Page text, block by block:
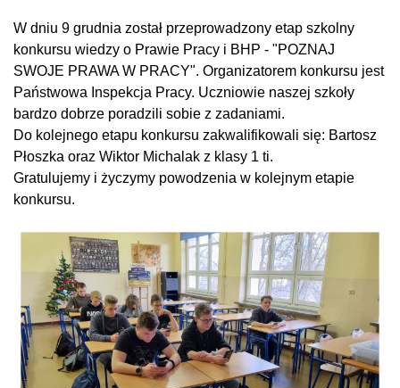
W dniu 9 grudnia został przeprowadzony etap szkolny
konkursu wiedzy o Prawie Pracy i BHP - "POZNAJ
SWOJE PRAWA W PRACY". Organizatorem konkursu jest
Państwowa Inspekcja Pracy. Uczniowie naszej szkoły
bardzo dobrze poradzili sobie z zadaniami.
Do kolejnego etapu konkursu zakwalifikowali się: Bartosz
Płoszka oraz Wiktor Michalak z klasy 1 ti.
Gratulujemy i życzymy powodzenia w kolejnym etapie
konkursu.